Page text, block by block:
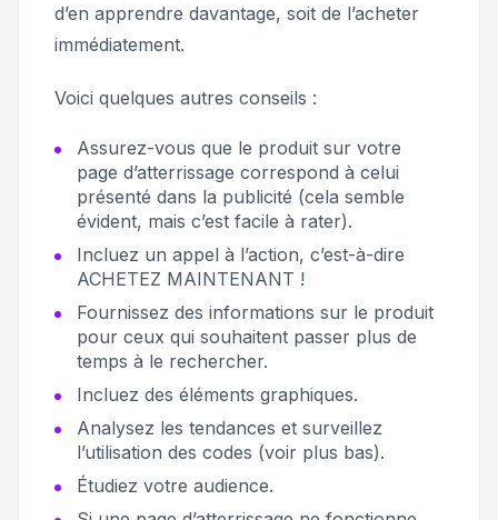
d’en apprendre davantage, soit de l’acheter
immédiatement.
Voici quelques autres conseils :
Assurez-vous que le produit sur votre
page d’atterrissage correspond à celui
présenté dans la publicité (cela semble
évident, mais c’est facile à rater).
Incluez un appel à l’action, c’est-à-dire
ACHETEZ MAINTENANT !
Fournissez des informations sur le produit
pour ceux qui souhaitent passer plus de
temps à le rechercher.
Incluez des éléments graphiques.
Analysez les tendances et surveillez
l’utilisation des codes (voir plus bas).
Étudiez votre audience.